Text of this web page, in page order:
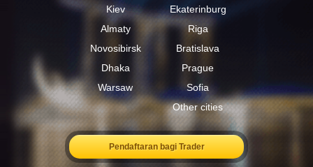
Kiev
Ekaterinburg
Almaty
Riga
Novosibirsk
Bratislava
Dhaka
Prague
Warsaw
Sofia
Other cities
Pendaftaran bagi Trader